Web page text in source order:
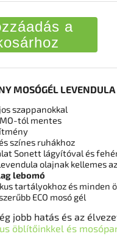
a
MOSÓGÉL LEVENDULA
szappanokkal
tól mentes
színes ruhákhoz
Sonett lágyítóval és
olajnak kellemes
lebomó
tartályokhoz és minden
ECO mosó gél
jobb hatás és az
öblítőinkkel és